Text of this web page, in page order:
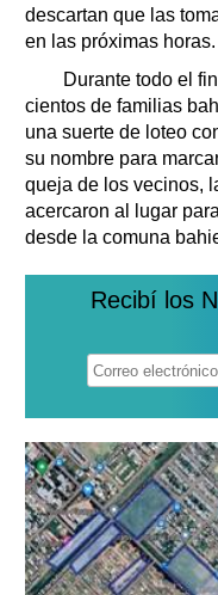
descartan que las
en las próximas horas.
Durante todo el
cientos de familias
una suerte de loteo
su nombre para
queja de los vecinos,
acercaron al lugar
desde la comuna
Recibí los